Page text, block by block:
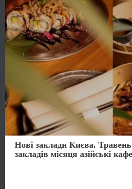
Нові заклади Києва.
закладів місяця азійські